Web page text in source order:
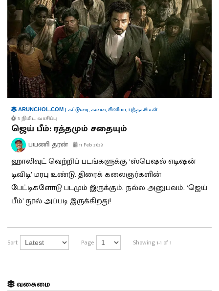
ARUNCHOL.COM | கட்டுரை, கலை,சினிமா,புத்தகங்கள்
3 நிமிட வாசிப்பு
ஜெய் பீம்: ரத்தமும் சதையும்
பயணி தரன் 11 Feb 2023
ஹாலிவுட் வெற்றிப் படங்களுக்கு ‘ஸ்பெஷல் எடிஷன்
டிவிடி’ மரபு உண்டு. திரைக் கலைஞர்களின்
பேட்டிகளோடு படமும் இருக்கும். நல்ல அனுபவம். ‘ஜெய்
பீம்’ நூல் அப்படி இருக்கிறது!
Sort Page Showing 1-1 of 1
வகைமை